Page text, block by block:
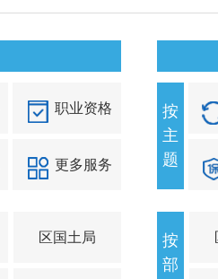
职业资格
更多服务
区国土局
按
主
题
按
部